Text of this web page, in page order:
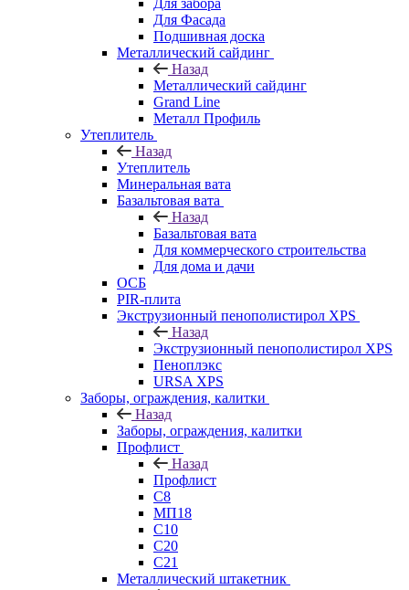
Для забора
Для Фасада
Подшивная доска
Металлический сайдинг
Назад
Металлический сайдинг
Grand Line
Металл Профиль
Утеплитель
Назад
Утеплитель
Минеральная вата
Базальтовая вата
Назад
Базальтовая вата
Для коммерческого строительства
Для дома и дачи
ОСБ
PIR-плита
Экструзионный пенополистирол XPS
Назад
Экструзионный пенополистирол XPS
Пеноплэкс
URSA XPS
Заборы, ограждения, калитки
Назад
Заборы, ограждения, калитки
Профлист
Назад
Профлист
С8
МП18
С10
С20
С21
Металлический штакетник